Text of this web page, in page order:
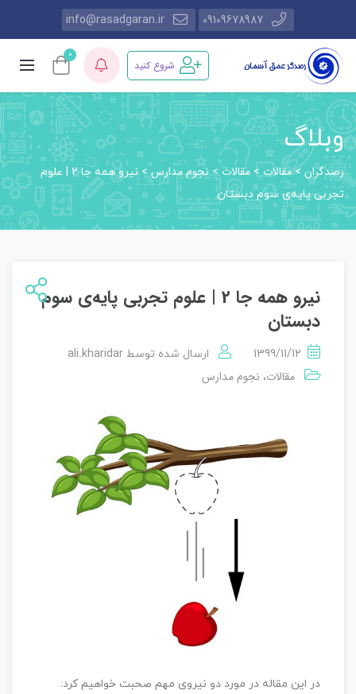
09109678987
info@rasadgaran.ir
شروع کنید
0
وبلاگ
رصدگران>مقالات> مقالات>نجوم مدارس>
نیرو همه جا 2 | علوم
تجربی پایه‌ی سوم دبستان
نیرو همه جا 2 | علوم تجربی پایه‌ی سوم
دبستان
1399/11/12 ارسال شده توسط ali.kharidar
مقالات، نجوم مدارس
در این مقاله در مورد دو نیروی مهم صحبت خواهیم کرد: